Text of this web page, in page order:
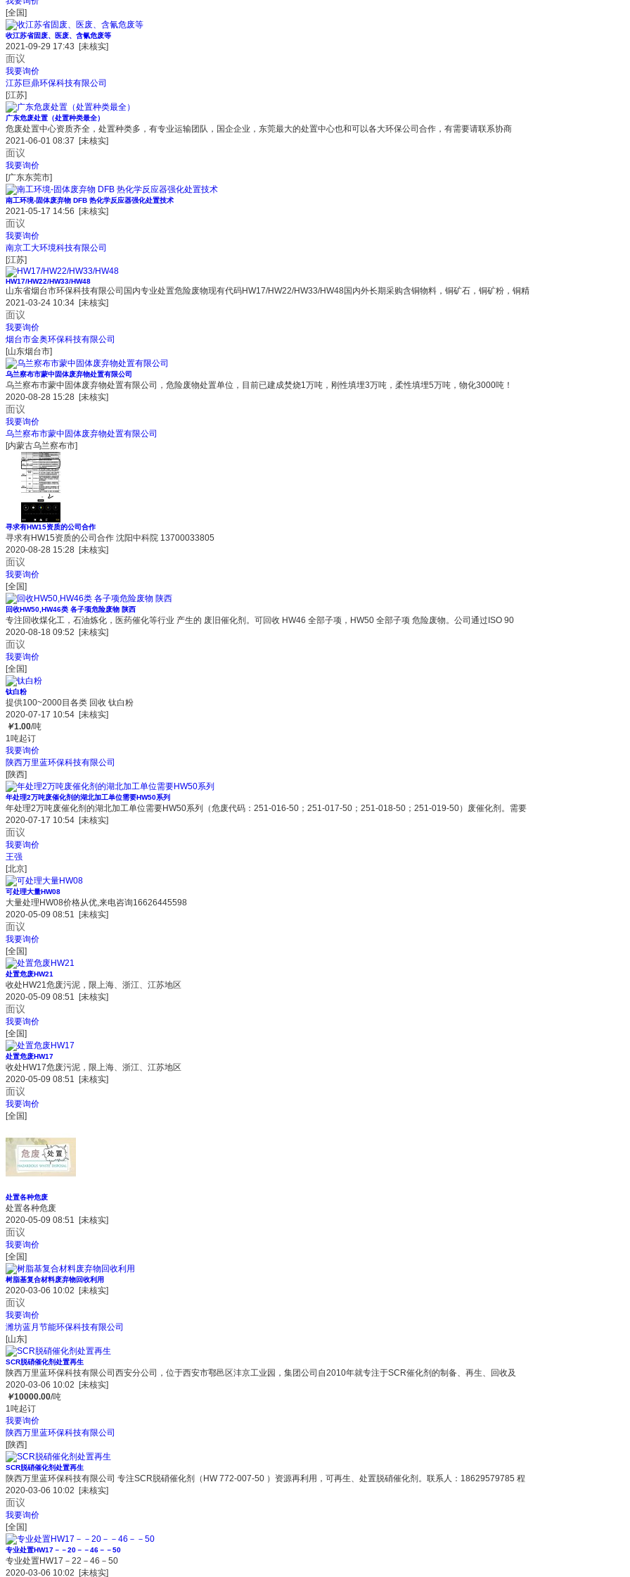
[全国]
收江苏省固废、医废、含氰危废等
2021-09-29 17:43 [未核实]
面议
我要询价
江苏巨鼎环保科技有限公司
[江苏]
广东危废处置（处置种类最全）
危废处置中心资质齐全，处置种类多，有专业运输团队，国企企业，东莞最大的处置中心也和可以各大环保公司合作，有需要请联系协商
2021-06-01 08:37
[未核实]
面议
我要询价
[广东东莞市]
南工环境-固体废弃物 DFB 热化学反应器强化处置技术
2021-05-17 14:56 [未核实]
面议
我要询价
南京工大环境科技有限公司
[江苏]
HW17/HW22/HW33/HW48
山东省烟台市环保科技有限公司国内专业处置危险废物现有代码HW17/HW22/HW33/HW48国内外长期采购含铜物料，铜矿石，铜矿粉，铜精
2021-03-24 10:34 [未核实]
面议
我要询价
烟台市金奥环保科技有限公司
[山东烟台市]
乌兰察布市蒙中固体废弃物处置有限公司
乌兰察布市蒙中固体废弃物处置有限公司，危险废物处置单位，目前已建成焚烧1万吨，刚性填埋3万吨，柔性填埋5万吨，物化3000吨！
2020-08-28 15:28 [未核实]
面议
我要询价
乌兰察布市蒙中固体废弃物处置有限公司
[内蒙古乌兰察布市]
寻求有HW15资质的公司合作
寻求有HW15资质的公司合作 沈阳中科院 13700033805
2020-08-28 15:28 [未核实]
面议
我要询价
[全国]
回收HW50,HW46类 各子项危险废物 陕西
专注回收煤化工，石油炼化，医药催化等行业 产生的 废旧催化剂。可回收 HW46 全部子项，HW50 全部子项 危险废物。公司通过ISO 90
2020-08-18 09:52
[未核实]
面议
我要询价
[全国]
钛白粉
提供100~2000目各类 回收 钛白粉
2020-07-17 10:54 [未核实]
￥1.00/吨
1吨起订
我要询价
陕西万里蓝环保科技有限公司
[陕西]
年处理2万吨废催化剂的湖北加工单位需要HW50系列
年处理2万吨废催化剂的湖北加工单位需要HW50系列（危废代码：251-016-50；251-017-50；251-018-50；251-019-50）废催化剂。需要
2020-07-17 10:54 [未核实]
面议
我要询价
王强
[北京]
可处理大量HW08
大量处理HW08价格从优,来电咨询16626445598
2020-05-09 08:51
[未核实]
面议
我要询价
[全国]
处置危废HW21
收处HW21危废污泥，限上海、浙江、江苏地区
2020-05-09 08:51
[未核实]
面议
我要询价
[全国]
处置危废HW17
收处HW17危废污泥，限上海、浙江、江苏地区
2020-05-09 08:51
[未核实]
面议
我要询价
[全国]
处置各种危废
处置各种危废
2020-05-09 08:51
[未核实]
面议
我要询价
[全国]
树脂基复合材料废弃物回收利用
2020-03-06 10:02 [未核实]
面议
我要询价
潍坊蓝月节能环保科技有限公司
[山东]
SCR脱硝催化剂处置再生
陕西万里蓝环保科技有限公司西安分公司，位于西安市鄠邑区沣京工业园，集团公司自2010年就专注于SCR催化剂的制备、再生、回收及
2020-03-06 10:02
[未核实]
￥10000.00/吨
1吨起订
我要询价
陕西万里蓝环保科技有限公司
[陕西]
SCR脱硝催化剂处置再生
陕西万里蓝环保科技有限公司 专注SCR脱硝催化剂（HW 772-007-50 ）资源再利用，可再生、处置脱硝催化剂。联系人：18629579785 程
2020-03-06 10:02
[未核实]
面议
我要询价
[全国]
专业处置HW17－－20－－46－－50
专业处置HW17－22－46－50
2020-03-06 10:02
[未核实]